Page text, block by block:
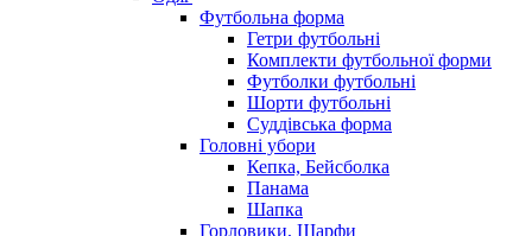
Футбольна форма
Гетри футбольні
Комплекти футбольної форми
Футболки футбольні
Шорти футбольні
Суддівська форма
Головні убори
Кепка, Бейсболка
Панама
Шапка
Горловики, Шарфи